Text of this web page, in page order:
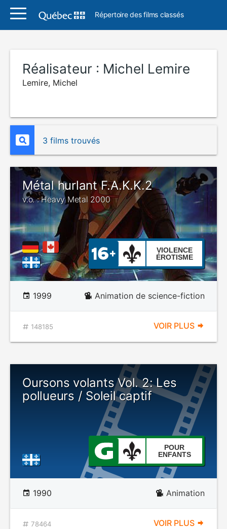
Répertoire des films classés
Réalisateur : Michel Lemire
Lemire, Michel
3 films trouvés
Métal hurlant F.A.K.K.2
v.o. : Heavy Metal 2000
VIOLENCE
ÉROTISME
1999 Animation de science-fiction
148185 VOIR PLUS
Oursons volants Vol. 2: Les
pollueurs / Soleil captif
POUR
ENFANTS
1990 Animation
78464 VOIR PLUS